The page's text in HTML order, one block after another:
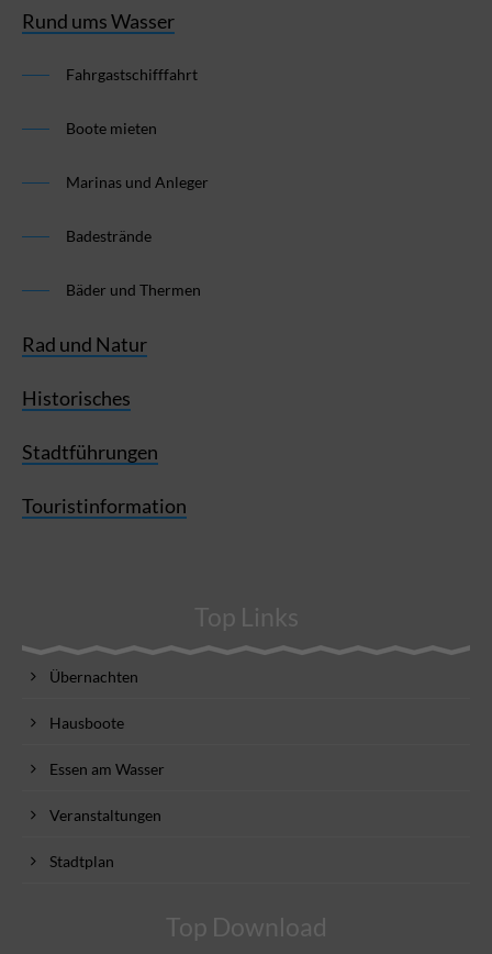
Rund ums Wasser
Fahrgastschifffahrt
Boote mieten
Marinas und Anleger
Badestrände
Bäder und Thermen
Rad und Natur
Historisches
Stadtführungen
Touristinformation
Top Links
Übernachten
Hausboote
Essen am Wasser
Veranstaltungen
Stadtplan
Top Download